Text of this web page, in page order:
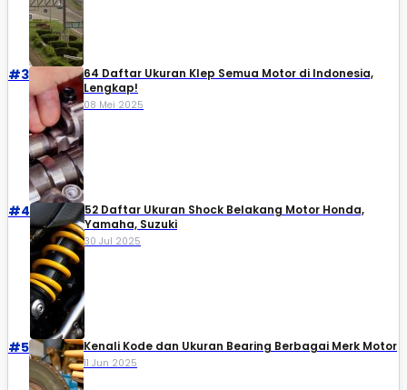
#3
64 Daftar Ukuran Klep Semua Motor di Indonesia,
Lengkap!
08 Mei 2025
#4
52 Daftar Ukuran Shock Belakang Motor Honda,
Yamaha, Suzuki​
30 Jul 2025
#5 Kenali Kode dan Ukuran Bearing Berbagai Merk Motor
11 Jun 2025